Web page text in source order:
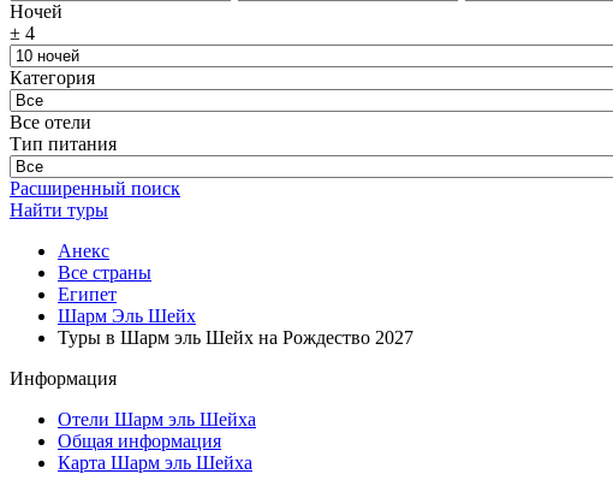
Ночей
± 4
Категория
Все отели
Тип питания
Расширенный поиск
Найти туры
Анекс
Все страны
Египет
Шарм Эль Шейх
Туры в Шарм эль Шейх на Рождество 2027
Информация
Отели Шарм эль Шейха
Общая информация
Карта Шарм эль Шейха